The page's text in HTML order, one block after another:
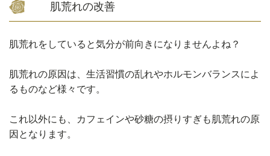
肌荒れの改善
肌荒れをしていると気分が前向きになりませんよね？
肌荒れの原因は、生活習慣の乱れやホルモンバランスによ
るものなど様々です。
これ以外にも、カフェインや砂糖の摂りすぎも肌荒れの原
因となります。